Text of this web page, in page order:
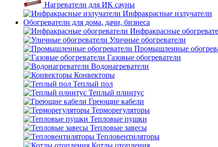
Нагреватели для ИК сауны
Инфракрасные излучатели
Обогреватели для дома, дачи, бизнеса
Инфракрасные
Уличные обогреватели
Промышленные
Газовые обогреватели
Водонагреватели
Конвекторы
Теплый пол
Теплый плинтус
Греющие кабели
Терморегуляторы
Тепловые пушки
Тепловые завесы
Тепловентиляторы
Котлы отопления